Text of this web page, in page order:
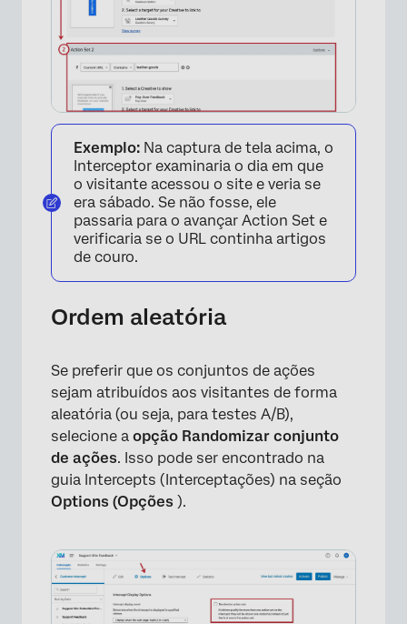
Exemplo: Na captura de tela acima, o
Interceptor examinaria o dia em que
o visitante acessou o site e veria se
era sábado. Se não fosse, ele
passaria para o avançar Action Set e
verificaria se o URL continha artigos
de couro.
Ordem aleatória
Se preferir que os conjuntos de ações
sejam atribuídos aos visitantes de forma
aleatória (ou seja, para testes A/B),
selecione a opção Randomizar conjunto
de ações. Isso pode ser encontrado na
guia Intercepts (Interceptações) na seção
Options (Opções ).